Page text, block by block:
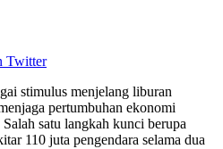
Twitter
stimulus menjelang liburan
pertumbuhan ekonomi
satu langkah kunci berupa
110 juta pengendara selama dua